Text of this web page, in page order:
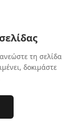
τη σελίδα
δοκιμάστε